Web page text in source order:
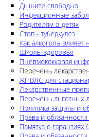
Дышите свободно
Инфекционные
Родителям о детях
Стоп - туберкулез
Как алкоголь влияет
Школы здоровья
Пневмококковая
Перечень
ЖНВЛС для
Лекарственные
Перечень льготных
Политика защиты и
Права и
Памятка о